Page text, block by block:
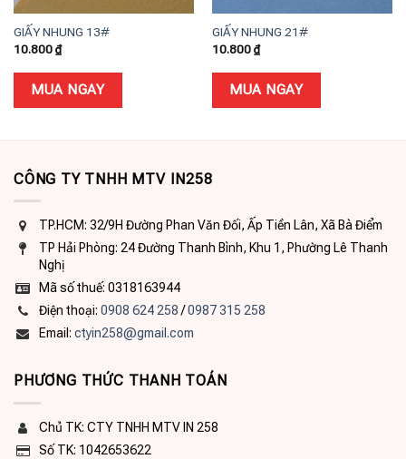
GIẤY NHUNG 13#
10.800₫
MUA NGAY
GIẤY NHUNG 21#
10.800₫
MUA NGAY
CÔNG TY TNHH MTV IN258
TP.HCM: 32/9H Đường Phan Văn Đối, Ấp Tiền Lân, Xã Bà Điểm
TP Hải Phòng: 24 Đường Thanh Bình, Khu 1, Phường Lê Thanh
Nghị
Mã số thuế: 0318163944
Điện thoại: 0908 624 258/0987 315 258
Email: ctyin258@gmail.com
PHƯƠNG THỨC THANH TOÁN
Chủ TK: CTY TNHH MTV IN 258
Số TK: 1042653622